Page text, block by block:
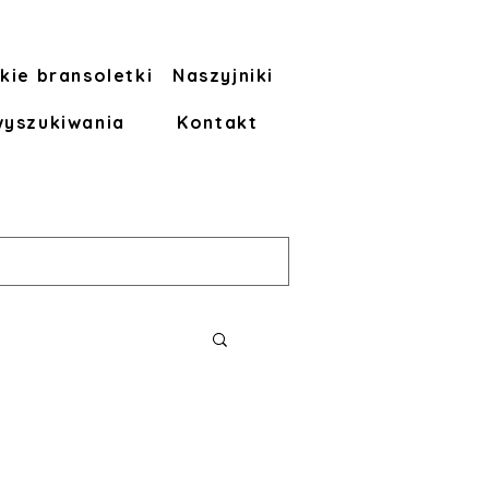
bransoletki Naszyjniki
Kontakt